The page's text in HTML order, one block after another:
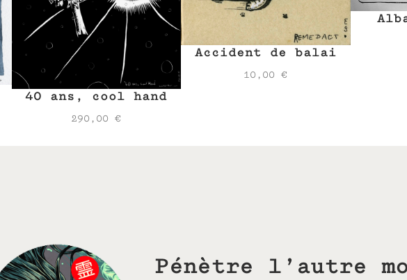
40 ans, cool hand
290,00€
Accident de balai
10,00€
Pénètre l’autre